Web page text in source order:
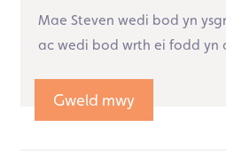
Mae Steven wedi bod yn
ac wedi bod wrth ei fodd yn
Gweld mwy